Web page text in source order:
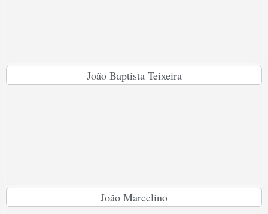
João Baptista Teixeira
João Marcelino